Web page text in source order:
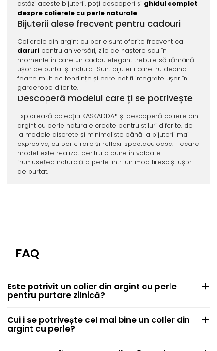
astăzi aceste bijuterii, poți descoperi și ghidul complet
despre colierele cu perle naturale.
Bijuterii alese frecvent pentru cadouri
Colierele din argint cu perle sunt oferite frecvent ca
daruripentru aniversări, zile de naștere sau în
momente în care un cadou elegant trebuie să rămână
ușor de purtat și natural. Sunt bijuterii care nu depind
foarte mult de tendințe și care pot fi integrate ușor în
garderobe diferite.
Descoperă modelul care ți se potrivește
Explorează colecția KASKADDA® și descoperă coliere din
argint cu perle naturale create pentru stiluri diferite, de
la modele discrete și minimaliste până la bijuterii mai
expresive, cu perle rare și reflexii spectaculoase. Fiecare
model este realizat pentru a pune în valoare
frumusețea naturală a perlei într-un mod firesc și ușor
de purtat.
FAQ
Este potrivit un colier din argint cu perle
pentru purtare zilnică?
Cui i se potrivește cel mai bine un colier din
argint cu perle?